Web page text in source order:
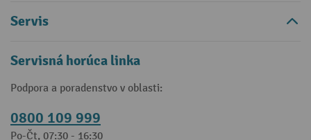
Servis
Servisná horúca linka
Podpora a poradenstvo v oblasti:
0800 109 999
Po-Čt, 07:30 - 16:30